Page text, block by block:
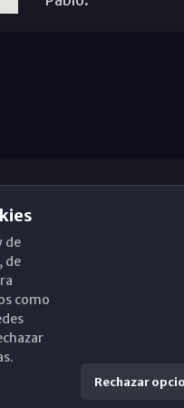
29015 Málaga
de
de
como
Rechazar